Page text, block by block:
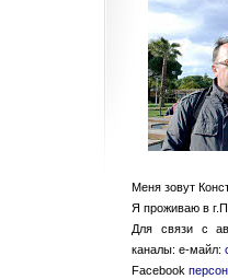
Меня зовут
Я проживаю в
Для связи с
каналы: е-майл:
Facebook